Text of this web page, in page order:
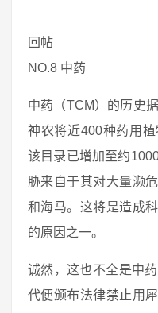
回帖
NO.8 中药
中药（TCM）的历史
神农将近400种药用植
该目录已增加至约
胁来自于其对大量濒
和海马。这将是造成
的原因之一。
诚然，这也不全是中
代便颁布法律禁止用